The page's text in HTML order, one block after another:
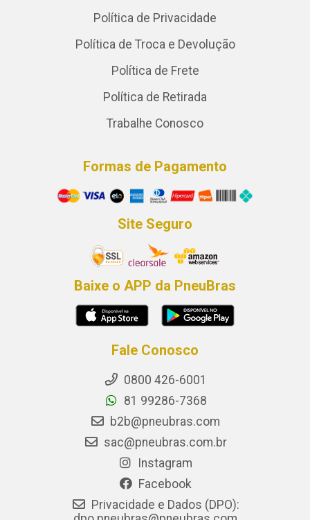
Política de Privacidade
Política de Troca e Devolução
Política de Frete
Política de Retirada
Trabalhe Conosco
Formas de Pagamento
Site Seguro
Baixe o APP da PneuBras
Fale Conosco
0800 426-6001
81 99286-7368
b2b@pneubras.com
sac@pneubras.com.br
Instagram
Facebook
Privacidade e Dados (DPO):